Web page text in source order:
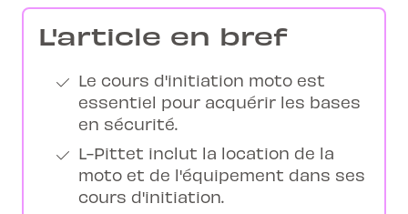
L'article en bref
Le cours d'initiation moto est
essentiel pour acquérir les bases
en sécurité.
L-Pittet inclut la location de la
moto et de l'équipement dans ses
cours d'initiation.